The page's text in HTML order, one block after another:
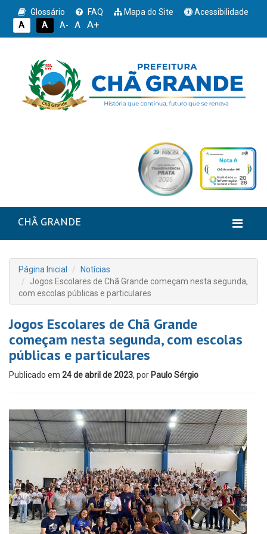
Glossário FAQ Mapa do Site
Acessibilidade
A
A A- A A+
CHÃ GRANDE
Página Inicial
Notícias
Jogos Escolares de Chã Grande começam nesta segunda,
com escolas públicas e particulares
Jogos Escolares de Chã Grande
começam nesta segunda, com escolas
públicas e particulares
Publicado em 24 de abril de 2023, por Paulo Sérgio